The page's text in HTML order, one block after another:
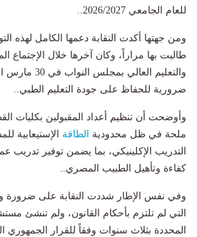
للعام الجامعي 2026/2027..
ومن جهتها أكدت النقابة دعمها الكامل لهذه
طالبت بها مراراً، وكان آخرها خلال الإجتماع
والتعليم
ضرورية للحفاظ على جودة التعليم الطبي..
وأوضحت أن تنظيم أعداد المقبولين بكليات
ملحة في ظل محدودية
الطاقة الإستيعابية
التدريب الإكلينيكي، بما يضمن توفير
كفاءة وتأهيل الطبيب المصري..
وفي نفس الإطار شددت النقابة على ضرورة
التي لم تلتزم بأحكام القانون، ولم تنشئ
المحددة بثلاث سنوات وفقاً للقرار الجمهوري